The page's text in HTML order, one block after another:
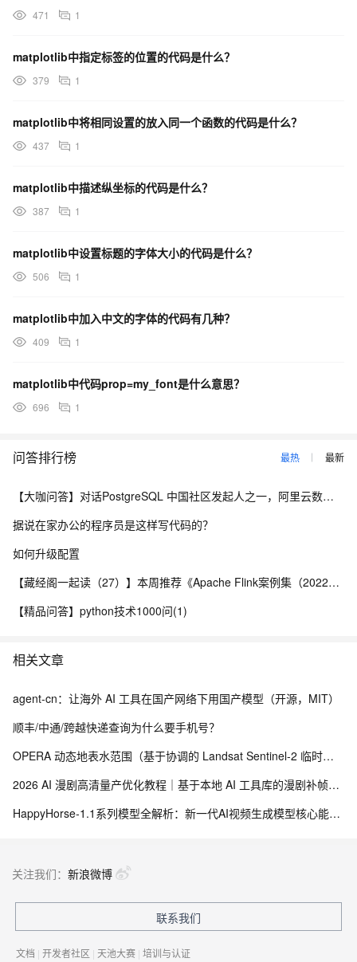
471 1
matplotlib中指定标签的位置的代码是什么？
379 1
matplotlib中将相同设置的放入同一个函数的代码是什么？
437 1
matplotlib中描述纵坐标的代码是什么？
387 1
matplotlib中设置标题的字体大小的代码是什么？
506 1
matplotlib中加入中文的字体的代码有几种？
409 1
matplotlib中代码prop=my_font是什么意思？
696 1
问答排行榜 最热 最新
【大咖问答】对话PostgreSQL 中国社区发起人之一，阿里云数据库高级专家 德哥
据说在家办公的程序员是这样写代码的？
如何升级配置
【藏经阁一起读（27）】本周推荐《Apache Flink案例集（2022版）》，你有哪些心得？
【精品问答】python技术1000问(1)
相关文章
agent-cn：让海外 AI 工具在国产网络下用国产模型（开源，MIT）
顺丰/中通/跨越快递查询为什么要手机号？
OPERA 动态地表水范围（基于协调的 Landsat Sentinel-2 临时产品，版本 1）
2026 AI 漫剧高清量产优化教程｜基于本地 AI 工具库的漫剧补帧、超分修复、防抖消闪全链路落地
HappyHorse‑1.1系列模型全解析：新一代AI视频生成模型核心能力与API实战
关注我们： 新浪微博
联系我们
文档 | 开发者社区 | 天池大赛 | 培训与认证